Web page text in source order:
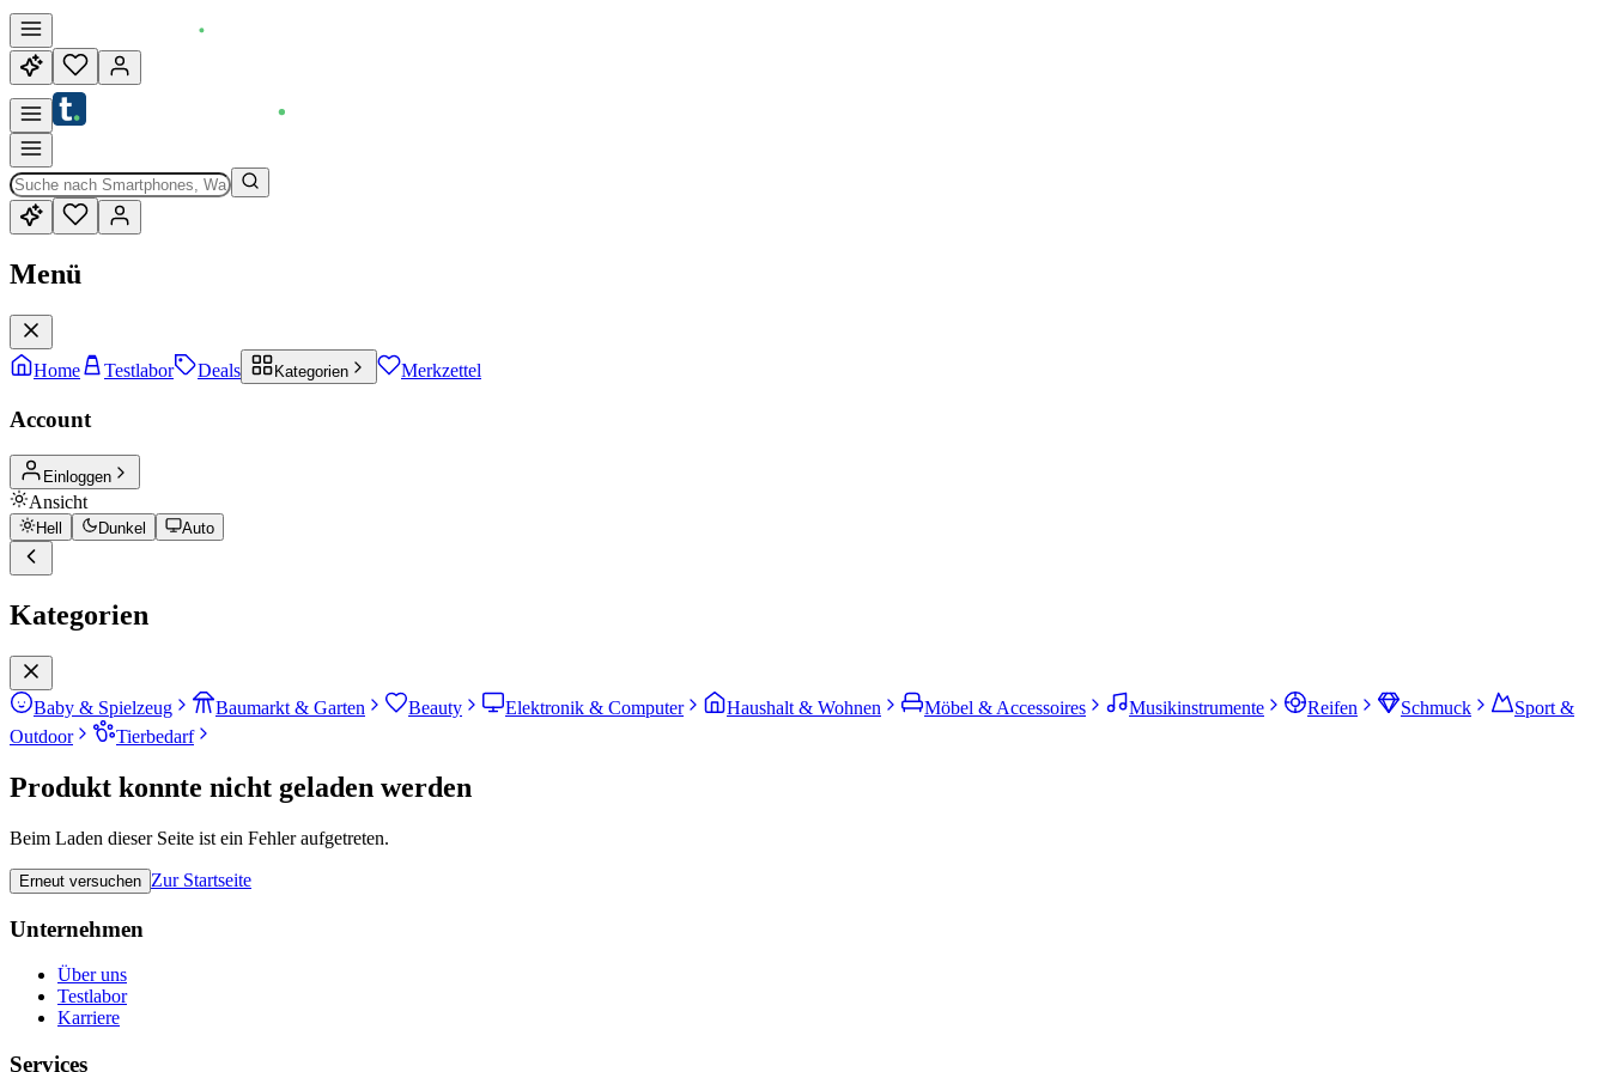
Menü
Home Testlabor Deals Kategorien Merkzettel
Account
Einloggen
Ansicht
Hell Dunkel Auto
Kategorien
Baby & Spielzeug Baumarkt & Garten Beauty Elektronik & Computer Haushalt & Wohnen Möbel & Accessoires Musikinstrumente Reifen Schmuck
Sport &
Outdoor
Tierbedarf
Produkt konnte nicht geladen werden
Beim Laden dieser Seite ist ein Fehler aufgetreten.
Erneut versuchen Zur Startseite
Unternehmen
Über uns
Testlabor
Karriere
Services